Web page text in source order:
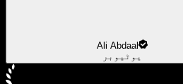
Ali Abdaal
یوٹیوبر